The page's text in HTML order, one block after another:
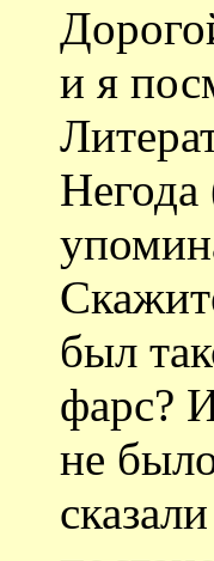
и я
был
фарс?
не